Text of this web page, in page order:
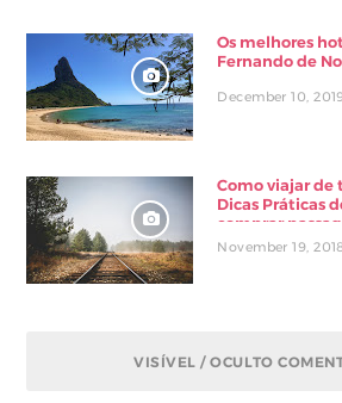
Os melhores
Fernando de
December 10,
Como viajar de
Dicas Práticas
comprar
November 19,
VISÍVEL / OCULTO